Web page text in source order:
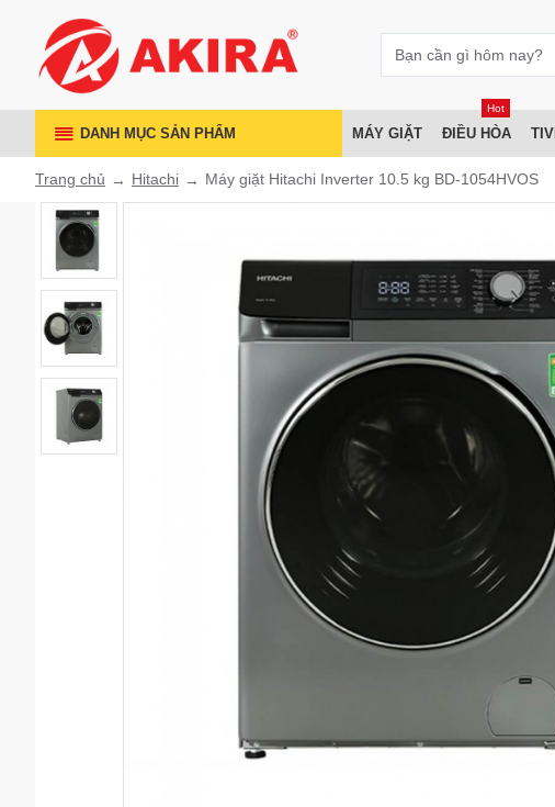
DANH MỤC SẢN PHẨM MÁY GIẶT ĐIỀU HÒA
Hot
TIVI
Trang chủ Hitachi Máy giặt Hitachi Inverter 10.5 kg BD-1054HVOS